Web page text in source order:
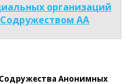
организаций
Содружеством АА
Анонимных